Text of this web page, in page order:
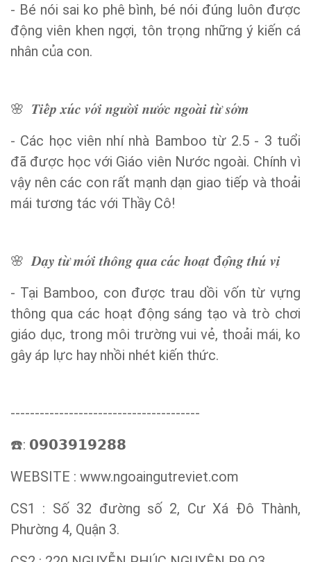
- Bé nói sai ko phê bình, bé nói đúng luôn được
động viên khen ngợi, tôn trọng những ý kiến cá
nhân của con.
🌸 𝑻𝒊𝒆̂𝒑 𝒙𝒖𝒄 𝒗𝒐̛𝒊 𝒏𝒈𝒖̛𝒐̛𝒊 𝒏𝒖̛𝒐̛𝒄 𝒏𝒈𝒐𝒂𝒊 𝒕𝒖̛̀𝒔𝒐̛𝒎
- Các học viên nhí nhà Bamboo từ 2.5 - 3 tuổi
đã được học với Giáo viên Nước ngoài. Chính vì
vậy nên các con rất mạnh dạn giao tiếp và thoải
mái tương tác với Thầy Cô!
🌸 𝑫𝒂𝒚 𝒕𝒖̛̀𝒎𝒐̛𝒊 𝒕𝒉𝒐̂𝒏𝒈 𝒒𝒖𝒂 𝒄𝒂𝒄 𝒉𝒐𝒂𝒕 đ𝒐𝒏𝒈 𝒕𝒉𝒖 𝒗𝒊
- Tại Bamboo, con được trau dồi vốn từ vựng
thông qua các hoạt động sáng tạo và trò chơi
giáo dục, trong môi trường vui vẻ, thoải mái, ko
gây áp lực hay nhồi nhét kiến thức.
---------------------------------------
☎️: 𝟬𝟵𝟬𝟯𝟵𝟭𝟵𝟮𝟴𝟴
WEBSITE : www.ngoaingutreviet.com
CS1 : Số 32 đường số 2, Cư Xá Đô Thành,
Phường 4, Quận 3.